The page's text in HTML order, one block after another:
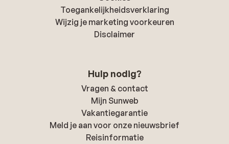
Toegankelijkheidsverklaring
Wijzig je marketing voorkeuren
Disclaimer
Hulp nodig?
Vragen & contact
Mijn Sunweb
Vakantiegarantie
Meld je aan voor onze nieuwsbrief
Reisinformatie